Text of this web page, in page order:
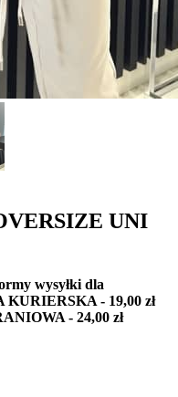
UNI
wysyłki dla
- 19,00 zł
- 24,00 zł